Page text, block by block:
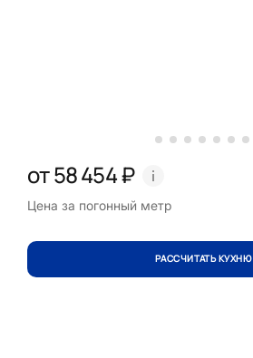
от 58 454 ₽
Цена за погонный метр
РАССЧИТАТЬ КУХНЮ